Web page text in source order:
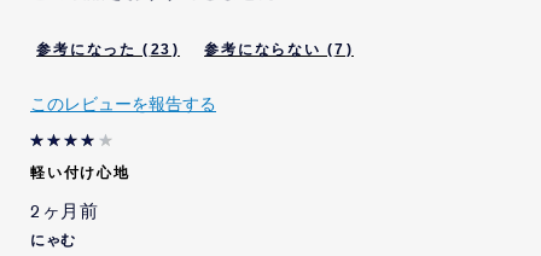
本レビューを投稿するにあた
ブを受けることが示唆されま
いいえ
本レビューの投稿内容につい
て、当社から、特定の内容を
記載するよう指示または依頼
て、当社から、特定の内容を
記載するよう明示的な指示ま
23 7
このレビューを報告する
軽い付け心地
2ヶ月前
にゃむ